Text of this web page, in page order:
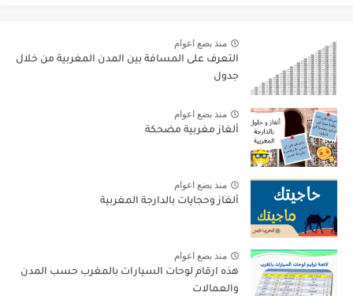
منذ بضع اعوام
التعرف على المسافة بين المدن المغربية من خلال
جدول
منذ بضع اعوام
ألغاز مغربية مضحكة
منذ بضع اعوام
ألغاز وحجايات بالدارجة المغربية
منذ بضع اعوام
هذه ارقام لوحات السيارات بالمغرب حسب المدن
والعمالات